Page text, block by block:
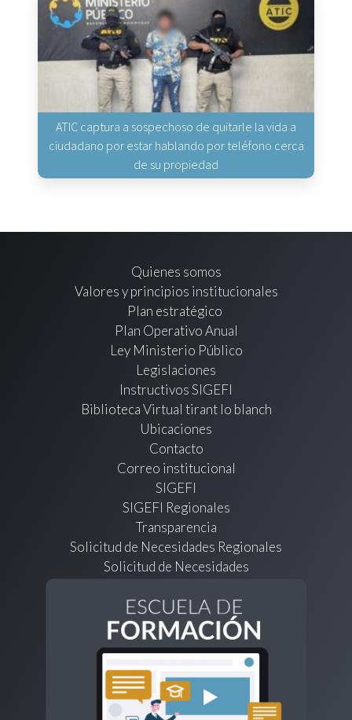
ATIC captura a sospechoso de quitarle la vida a
ciudadano por estar hablando por teléfono cerca
de su propiedad
Quienes somos
Valores y principios institucionales
Plan estratégico
Plan Operativo Anual
Ley Ministerio Público
Legislaciones
Instructivos SIGEFI
Biblioteca Virtual tirant lo blanch
Ubicaciones
Contacto
Correo institucional
SIGEFI
SIGEFI Regionales
Transparencia
Solicitud de Necesidades Regionales
Solicitud de Necesidades